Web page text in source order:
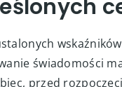
Tworzenie